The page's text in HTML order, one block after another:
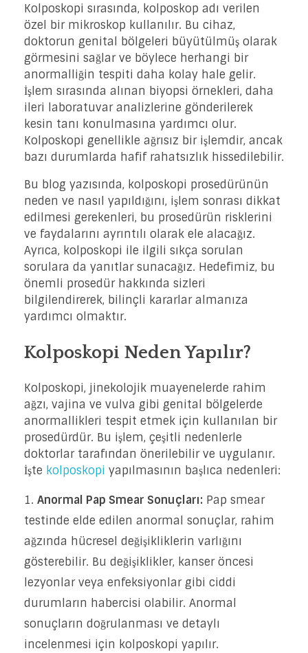
Kolposkopi sırasında, kolposkop adı verilen
özel bir mikroskop kullanılır. Bu cihaz,
doktorun genital bölgeleri büyütülmüş olarak
görmesini sağlar ve böylece herhangi bir
anormalliğin tespiti daha kolay hale gelir.
İşlem sırasında alınan biyopsi örnekleri, daha
ileri laboratuvar analizlerine gönderilerek
kesin tanı konulmasına yardımcı olur.
Kolposkopi genellikle ağrısız bir işlemdir, ancak
bazı durumlarda hafif rahatsızlık hissedilebilir.
Bu blog yazısında, kolposkopi prosedürünün
neden ve nasıl yapıldığını, işlem sonrası dikkat
edilmesi gerekenleri, bu prosedürün risklerini
ve faydalarını ayrıntılı olarak ele alacağız.
Ayrıca, kolposkopi ile ilgili sıkça sorulan
sorulara da yanıtlar sunacağız. Hedefimiz, bu
önemli prosedür hakkında sizleri
bilgilendirerek, bilinçli kararlar almanıza
yardımcı olmaktır.
Kolposkopi Neden Yapılır?
Kolposkopi, jinekolojik muayenelerde rahim
ağzı, vajina ve vulva gibi genital bölgelerde
anormallikleri tespit etmek için kullanılan bir
prosedürdür. Bu işlem, çeşitli nedenlerle
doktorlar tarafından önerilebilir ve uygulanır.
İşte kolposkopi yapılmasının başlıca nedenleri:
Anormal Pap Smear Sonuçları: Pap smear
testinde elde edilen anormal sonuçlar, rahim
ağzında hücresel değişikliklerin varlığını
gösterebilir. Bu değişiklikler, kanser öncesi
lezyonlar veya enfeksiyonlar gibi ciddi
durumların habercisi olabilir. Anormal
sonuçların doğrulanması ve detaylı
incelenmesi için kolposkopi yapılır.